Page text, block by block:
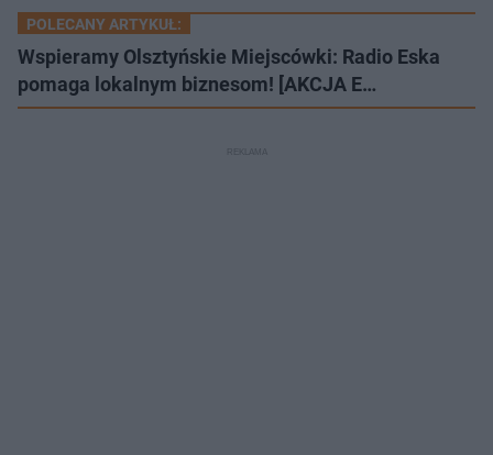
POLECANY ARTYKUŁ:
Wspieramy Olsztyńskie Miejscówki: Radio Eska
pomaga lokalnym biznesom! [AKCJA E…